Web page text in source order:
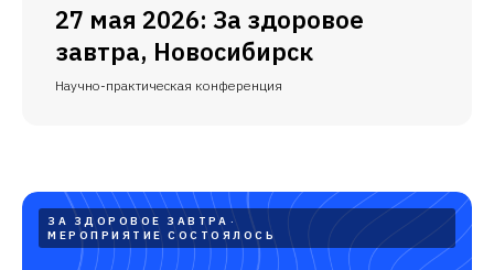
27 мая 2026: За здоровое
завтра, Новосибирск
Научно-практическая конференция
ЗА ЗДОРОВОЕ ЗАВТРА
МЕРОПРИЯТИЕ СОСТОЯЛОСЬ